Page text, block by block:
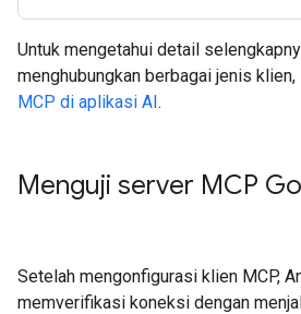
Untuk mengetahui detail
menghubungkan berbagai jenis klien,
MCP di aplikasi AI.
Menguji server MCP
Setelah mengonfigurasi klien MCP,
memverifikasi koneksi dengan